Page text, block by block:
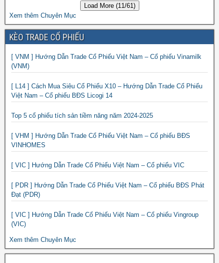
Load More (11/61)
Xem thêm Chuyên Mục
KÈO TRADE CỔ PHIẾU
[ VNM ] Hướng Dẫn Trade Cổ Phiếu Việt Nam – Cổ phiếu Vinamilk
(VNM)
[ L14 ] Cách Mua Siêu Cổ Phiếu X10 – Hướng Dẫn Trade Cổ Phiếu
Việt Nam – Cổ phiếu BĐS Licogi 14
Top 5 cổ phiếu tích sản tiềm năng năm 2024-2025
[ VHM ] Hướng Dẫn Trade Cổ Phiếu Việt Nam – Cổ phiếu BĐS
VINHOMES
[ VIC ] Hướng Dẫn Trade Cổ Phiếu Việt Nam – Cổ phiếu VIC
[ PDR ] Hướng Dẫn Trade Cổ Phiếu Việt Nam – Cổ phiếu BĐS Phát
Đạt (PDR)
[ VIC ] Hướng Dẫn Trade Cổ Phiếu Việt Nam – Cổ phiếu Vingroup
(VIC)
Xem thêm Chuyên Mục